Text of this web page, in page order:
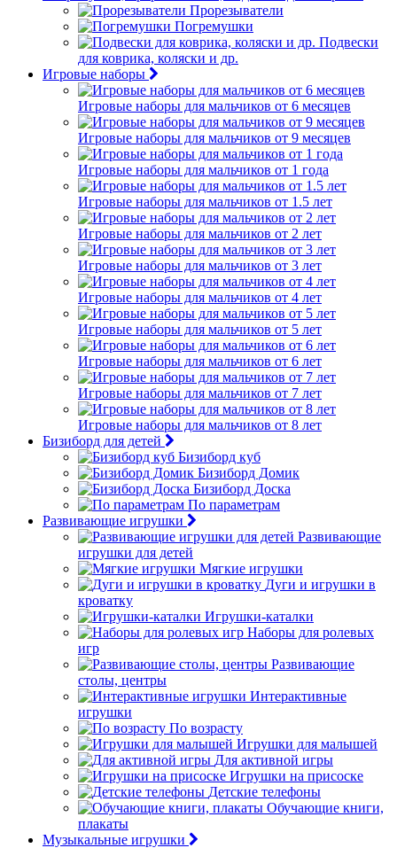
Прорезыватели
Погремушки
Подвески
для коврика, коляски и др.
Игровые наборы
Игровые наборы для мальчиков от 6 месяцев
Игровые наборы для мальчиков от 9 месяцев
Игровые наборы для мальчиков от 1 года
Игровые наборы для мальчиков от 1.5 лет
Игровые наборы для мальчиков от 2 лет
Игровые наборы для мальчиков от 3 лет
Игровые наборы для мальчиков от 4 лет
Игровые наборы для мальчиков от 5 лет
Игровые наборы для мальчиков от 6 лет
Игровые наборы для мальчиков от 7 лет
Игровые наборы для мальчиков от 8 лет
Бизиборд для детей
Бизиборд куб
Бизиборд Домик
Бизиборд Доска
По параметрам
Развивающие игрушки
Развивающие
игрушки для детей
Мягкие игрушки
Дуги и игрушки в
кроватку
Игрушки-каталки
Наборы для ролевых
игр
Развивающие
столы, центры
Интерактивные
игрушки
По возрасту
Игрушки для малышей
Для активной игры
Игрушки на присоске
Детские телефоны
Обучающие книги,
плакаты
Музыкальные игрушки